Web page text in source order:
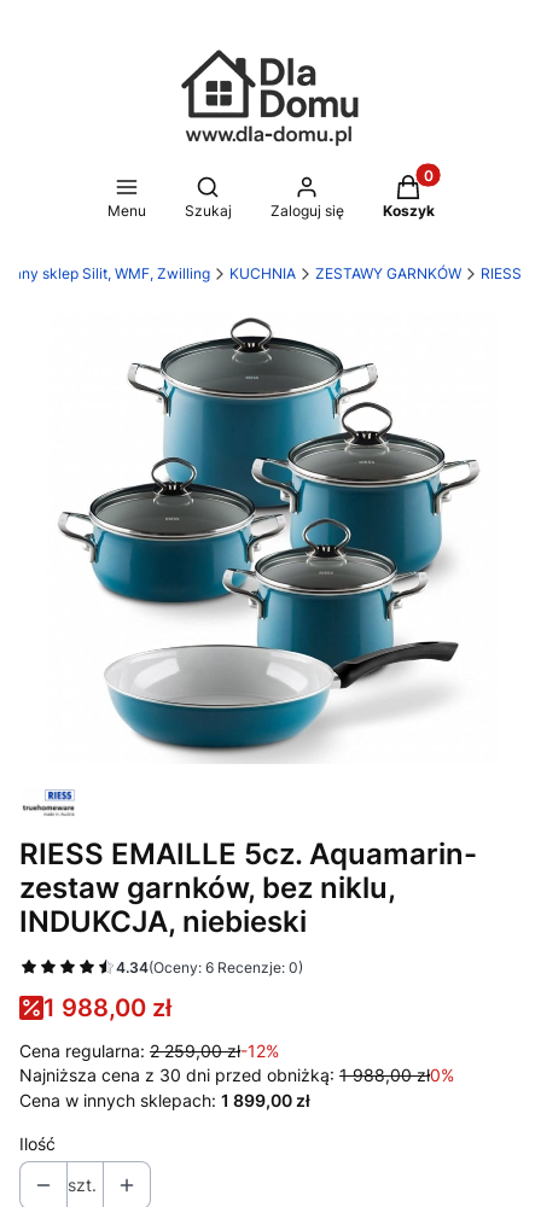
Menu
Otwórz wyszukiwarkę
Szukaj Zaloguj się
Produkty w
Koszyk
sklep Silit, WMF, Zwilling KUCHNIA ZESTAWY GARNKÓW RIESS
RIESS EMAILLE 5cz. Aquamarin-
zestaw garnków, bez niklu,
INDUKCJA, niebieski
4.34(Oceny: 6 Recenzje: 0)
1 988,00 zł
Cena regularna: 2 259,00 zł-12%
Najniższa cena z 30 dni przed obniżką: 1 988,00 zł0%
Cena w innych sklepach: 1 899,00 zł
Ilość
szt.